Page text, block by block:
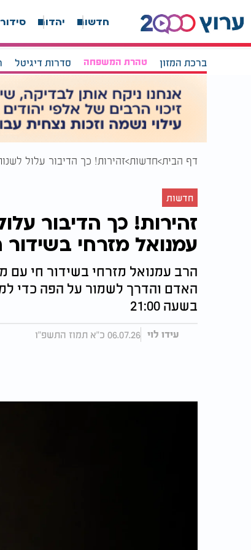
חדשות יהדות
ברכת המזון טהרת המשפחה סדרות דיגיטל
דף הבית חדשות זהירות! כך הדיבור עלול
חדשות
זהירות! כך הדיבור
עמנואל מזרחי בשידור
הרב עמנואל מזרחי בשידור חי עם
האדם והדרך לשמור על הפה כדי
בשעה 21:00
עידו לוי 06.07.26 כ"א תמוז התשפ"ו